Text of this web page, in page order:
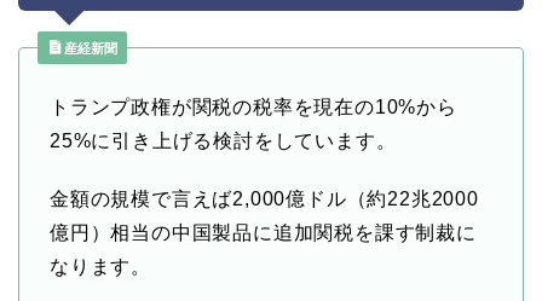
産経新聞
トランプ政権が関税の税率を現在の10%から
25%に引き上げる検討をしています。
金額の規模で言えば2,000億ドル（約22兆2000
億円）相当の中国製品に追加関税を課す制裁に
なります。